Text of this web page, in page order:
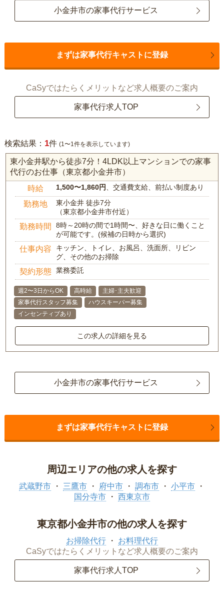
小金井市の家事代行サービス
まずは家事代行キャストに登録
CaSyではたらくメリットなど求人概要のご案内
家事代行求人TOP
検索結果： 1件 (1〜1件を表示しています)
東小金井駅から徒歩7分！4LDK以上マンションでの家事
代行のお仕事（東京都小金井市）
時給 1,500〜1,860円 、交通費支給、前払い制度あり
勤務地
東小金井 徒歩7分
（東京都小金井市付近）
勤務時間
8時～20時の間で1時間〜、好きな日に働くこと
が可能です。(候補の日時から選択)
仕事内容
キッチン、トイレ、お風呂、洗面所、リビン
グ、その他のお掃除
契約形態 業務委託
週2〜3日からOK 高時給
主婦･主夫歓迎
家事代行スタッフ募集
ハウスキーパー募集
インセンティブあり
この求人の詳細を見る
小金井市の家事代行サービス
まずは家事代行キャストに登録
周辺エリアの他の求人を探す
武蔵野市 三鷹市 府中市 調布市
小平市
国分寺市
西東京市
東京都小金井市の他の求人を探す
お掃除代行
お料理代行
CaSyではたらくメリットなど求人概要のご案内
家事代行求人TOP